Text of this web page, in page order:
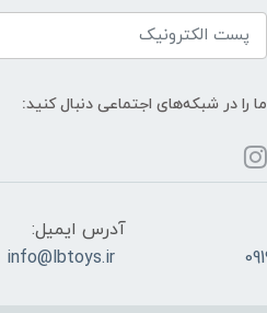
ما را در شبکه‌های اجتماعی دنبال کنید:
آدرس ایمیل:
info@lbtoys.ir